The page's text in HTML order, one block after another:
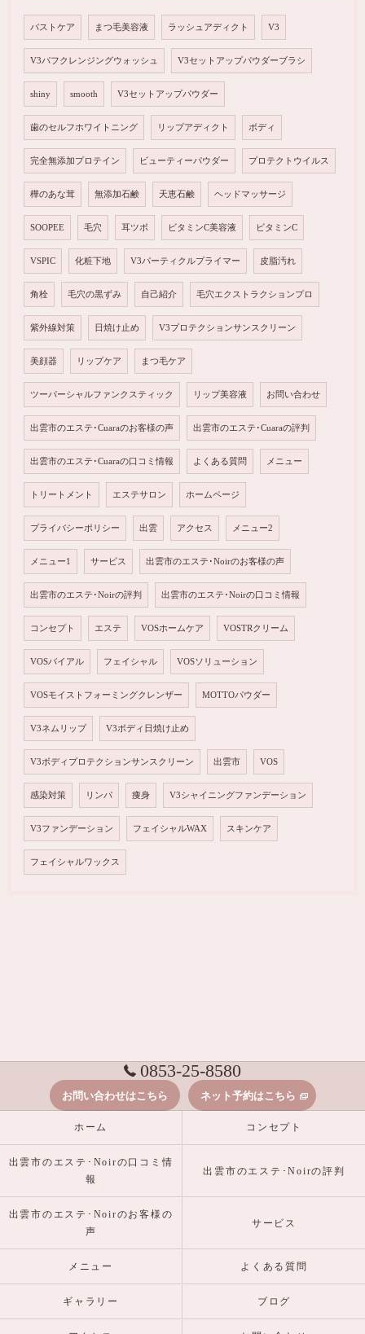
バストケア まつ毛美容液 ラッシュアディクト V3
V3パフクレンジングウォッシュ V3セットアップパウダーブラシ
shiny smooth V3セットアップパウダー
歯のセルフホワイトニング リップアディクト ボディ
完全無添加プロテイン ビューティーパウダー プロテクトウイルス
樺のあな茸 無添加石鹸 天恵石鹸 ヘッドマッサージ
SOOPEE 毛穴 耳ツボ ビタミンC美容液 ビタミンC
VSPIC 化粧下地 V3パーティクルプライマー 皮脂汚れ
角栓 毛穴の黒ずみ 自己紹介 毛穴エクストラクションプロ
紫外線対策 日焼け止め V3プロテクションサンスクリーン
美顔器 リップケア まつ毛ケア
ツーパーシャルファンクスティック リップ美容液 お問い合わせ
出雲市のエステ･Cuaraのお客様の声 出雲市のエステ･Cuaraの評判
出雲市のエステ･Cuaraの口コミ情報 よくある質問 メニュー
トリートメント エステサロン ホームページ
プライバシーポリシー 出雲 アクセス メニュー2
メニュー1 サービス 出雲市のエステ･Noirのお客様の声
出雲市のエステ･Noirの評判 出雲市のエステ･Noirの口コミ情報
コンセプト エステ VOSホームケア VOSTRクリーム
VOSバイアル フェイシャル VOSソリューション
VOSモイストフォーミングクレンザー MOTTOパウダー
V3ネムリップ V3ボディ日焼け止め
V3ボディプロテクションサンスクリーン 出雲市 VOS
感染対策 リンパ 痩身 V3シャイニングファンデーション
V3ファンデーション フェイシャルWAX スキンケア
フェイシャルワックス
0853-25-8580
お問い合わせはこちら ネット予約はこちら
ホーム コンセプト
出雲市のエステ･Noirの口コミ情
報
出雲市のエステ･Noirの評判
出雲市のエステ･Noirのお客様の
声
サービス
メニュー よくある質問
ギャラリー ブログ